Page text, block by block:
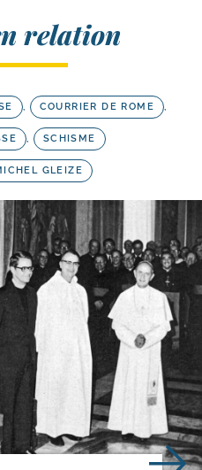
relation
, COURRIER DE ROME ,
, SCHISME
GLEIZE